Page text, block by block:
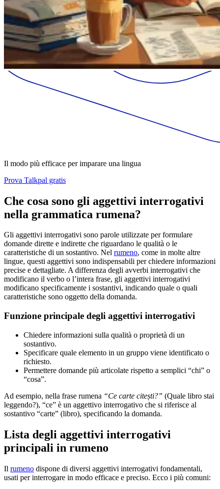
Il modo più efficace per imparare una lingua
Prova Talkpal gratis
Che cosa sono gli aggettivi interrogativi
nella grammatica rumena?
Gli aggettivi interrogativi sono parole utilizzate per formulare
domande dirette e indirette che riguardano le qualità o le
caratteristiche di un sostantivo. Nel rumeno, come in molte altre
lingue, questi aggettivi sono indispensabili per chiedere informazioni
precise e dettagliate. A differenza degli avverbi interrogativi che
modificano il verbo o l’intera frase, gli aggettivi interrogativi
modificano specificamente i sostantivi, indicando quale o quali
caratteristiche sono oggetto della domanda.
Funzione principale degli aggettivi interrogativi
Chiedere informazioni sulla qualità o proprietà di un
sostantivo.
Specificare quale elemento in un gruppo viene identificato o
richiesto.
Permettere domande più articolate rispetto a semplici “chi” o
“cosa”.
Ad esempio, nella frase rumena “Ce carte citești?” (Quale libro stai
leggendo?), “ce” è un aggettivo interrogativo che si riferisce al
sostantivo “carte” (libro), specificando la domanda.
Lista degli aggettivi interrogativi
principali in rumeno
Il rumeno dispone di diversi aggettivi interrogativi fondamentali,
usati per interrogare in modo efficace e preciso. Ecco i più comuni: